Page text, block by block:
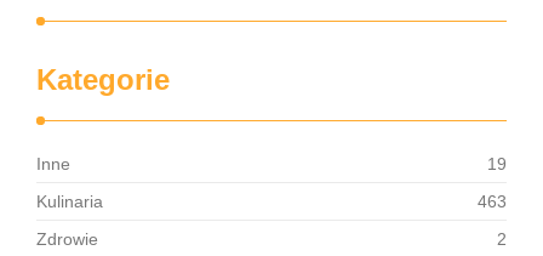
Kategorie
Inne
19
Kulinaria
463
Zdrowie
2